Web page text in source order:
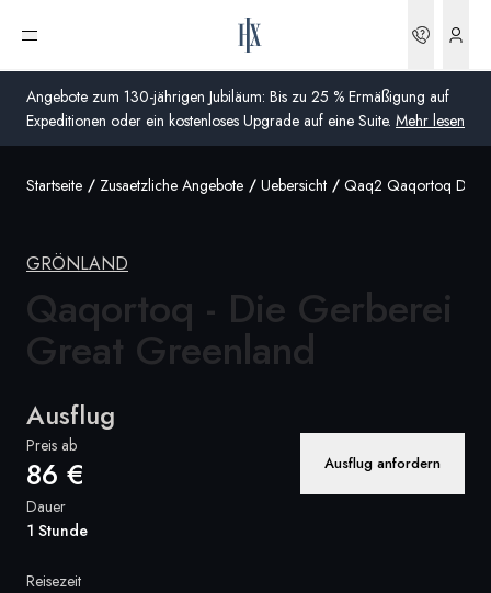
Angebote zum 130-jährigen Jubiläum: Bis zu 25 % Ermäßigung auf
Expeditionen oder ein kostenloses Upgrade auf eine Suite. Mehr lesen
Menü öffnen
Deutschland
Vereinigtes Königreich (England, Schottland, Wales
und Nordirland)
USA
Deutschland
Global
Startseite Zusaetzliche Angebote Uebersicht Qaq2 Qaqortoq Die
GRÖNLAND
Qaqortoq - Die Gerberei
Great Greenland
Ausflug
Preis ab
86 € Ausflug anfordern
Dauer
1 Stunde
Reisezeit